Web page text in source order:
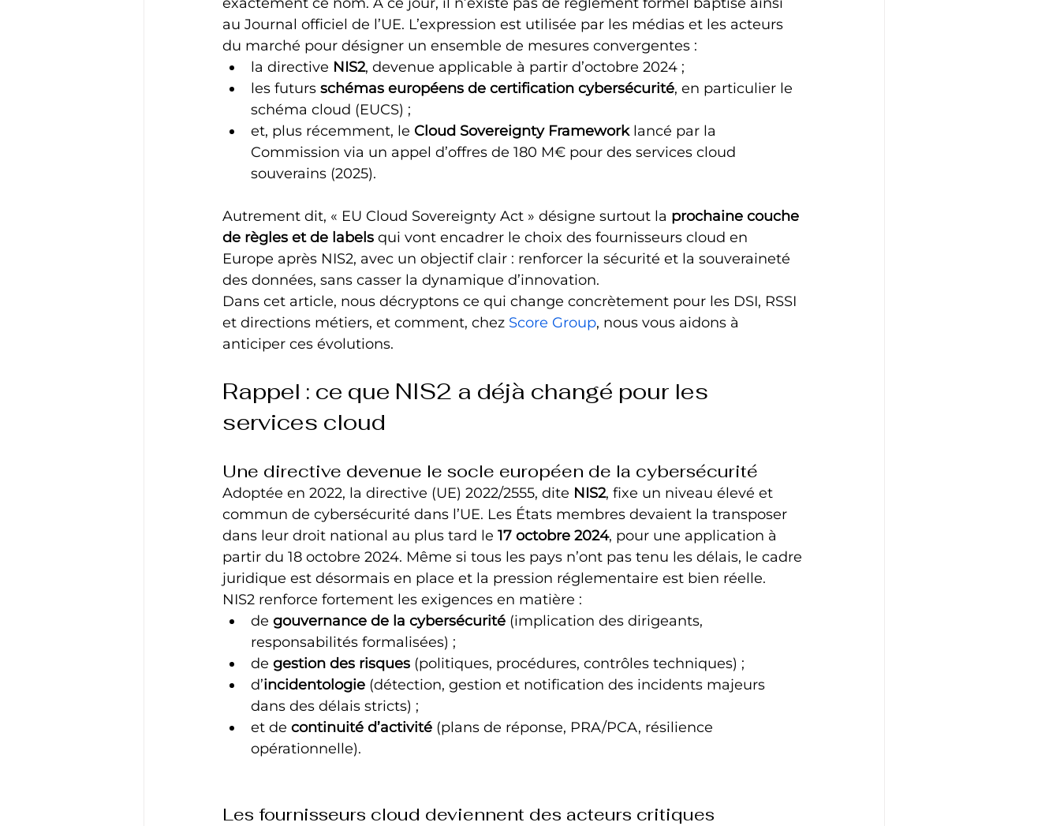
au Journal officiel de l’UE. L’expression est utilisée par les médias et les acteurs
du marché pour désigner un ensemble de mesures convergentes :
la directive NIS2, devenue applicable à partir d’octobre 2024 ;
les futurs schémas européens de certification cybersécurité, en particulier le
schéma cloud (EUCS) ;
et, plus récemment, le Cloud Sovereignty Framework lancé par la
Commission via un appel d’offres de 180 M€ pour des services cloud
souverains (2025).
Autrement dit, « EU Cloud Sovereignty Act » désigne surtout la prochaine couche
de règles et de labels qui vont encadrer le choix des fournisseurs cloud en
Europe après NIS2, avec un objectif clair : renforcer la sécurité et la souveraineté
des données, sans casser la dynamique d’innovation.
Dans cet article, nous décryptons ce qui change concrètement pour les DSI, RSSI
et directions métiers, et comment, chez Score Group, nous vous aidons à
anticiper ces évolutions.
Rappel : ce que NIS2 a déjà changé pour les
services cloud
Une directive devenue le socle européen de la cybersécurité
Adoptée en 2022, la directive (UE) 2022/2555, dite NIS2, fixe un niveau élevé et
commun de cybersécurité dans l’UE. Les États membres devaient la transposer
dans leur droit national au plus tard le 17 octobre 2024, pour une application à
partir du 18 octobre 2024. Même si tous les pays n’ont pas tenu les délais, le cadre
juridique est désormais en place et la pression réglementaire est bien réelle.
NIS2 renforce fortement les exigences en matière :
de gouvernance de la cybersécurité (implication des dirigeants,
responsabilités formalisées) ;
de gestion des risques (politiques, procédures, contrôles techniques) ;
d’incidentologie (détection, gestion et notification des incidents majeurs
dans des délais stricts) ;
et de continuité d’activité (plans de réponse, PRA/PCA, résilience
opérationnelle).
Les fournisseurs cloud deviennent des acteurs critiques